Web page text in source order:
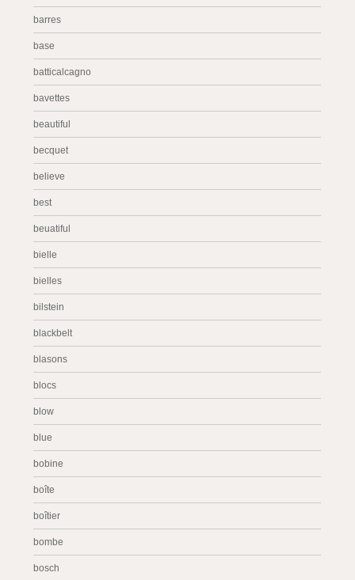
barres
base
batticalcagno
bavettes
beautiful
becquet
believe
best
beuatiful
bielle
bielles
bilstein
blackbelt
blasons
blocs
blow
blue
bobine
boîte
boîtier
bombe
bosch